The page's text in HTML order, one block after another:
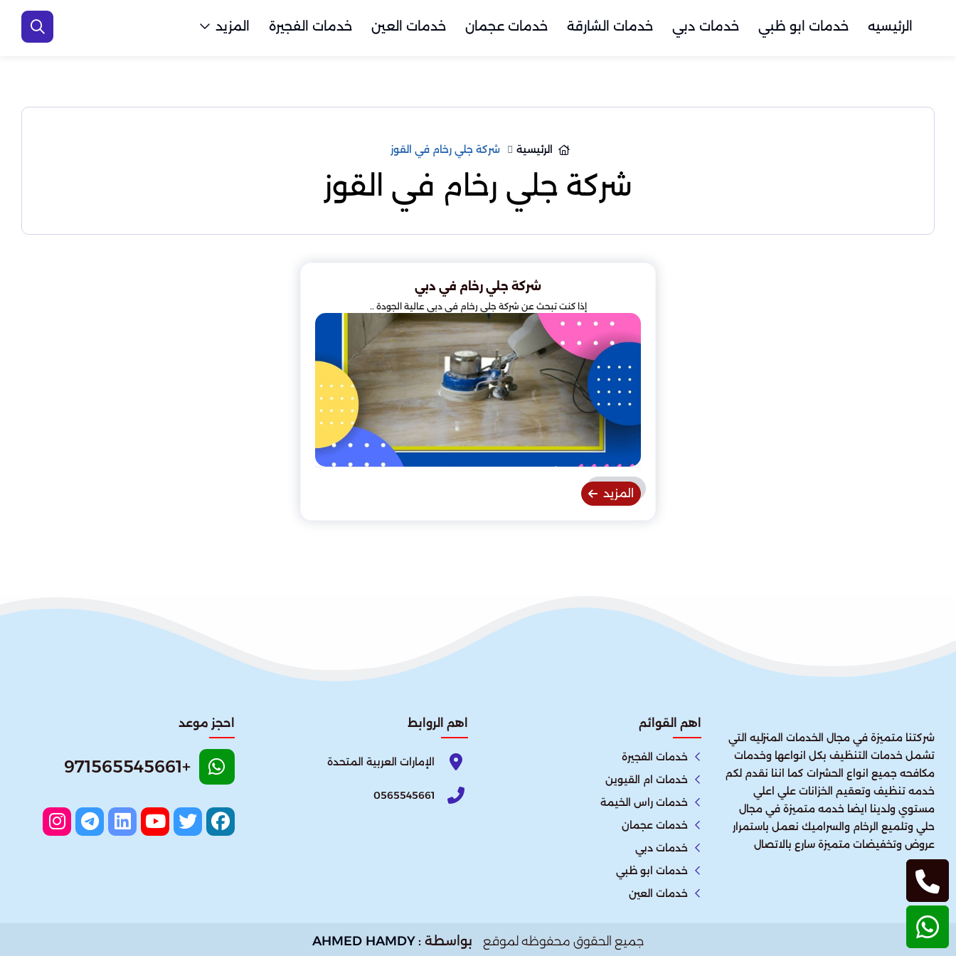
الرئيسيه خدمات ابو ظبي خدمات دبي خدمات الشارقة خدمات عجمان خدمات العين خدمات الفجيرة المزيد
الرئيسية شركة جلي رخام في القوز
شركة جلي رخام في القوز
شركة جلي رخام في دبي
إذا كنت تبحث عن شركة جلي رخام في دبي عالية الجودة ..
المزيد
شركتنا متميزة في مجال الخدمات المنزليه التي
تشمل خدمات التنظيف بكل انواعها وخدمات
مكافحه جميع انواع الحشرات كما اننا نقدم لكم
خدمه تنظيف وتعقيم الخزانات علي اعلي
مستوي ولدينا ايضا خدمه متميزة في مجال
حلي وتلميع الرخام والسراميك نعمل باستمرار
عروض وتخفيضات متميزة سارع بالاتصال
اهم القوائم
خدمات الفجيرة
خدمات ام القيوين
خدمات راس الخيمة
خدمات عجمان
خدمات دبي
خدمات ابو ظبي
خدمات العين
اهم الروابط
الإمارات العربية المتحدة​
0565545661
احجز موعد
+971565545661
جميع الحقوق محفوظه لموقع بواسطة :AHMED HAMDY